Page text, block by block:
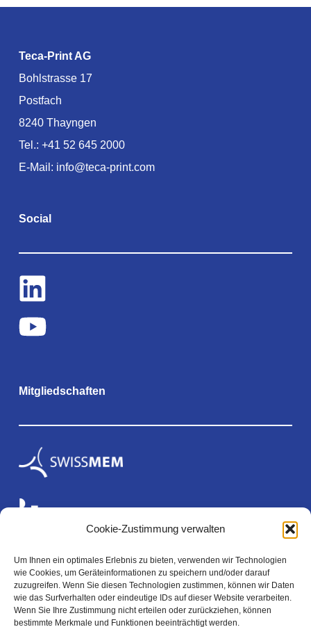
Cookie-Zustimmung verwalten
Um Ihnen ein optimales Erlebnis zu bieten, verwenden wir Technologien
wie Cookies, um Geräteinformationen zu speichern und/oder darauf
zuzugreifen. Wenn Sie diesen Technologien zustimmen, können wir Daten
wie das Surfverhalten oder eindeutige IDs auf dieser Website verarbeiten.
Wenn Sie Ihre Zustimmung nicht erteilen oder zurückziehen, können
bestimmte Merkmale und Funktionen beeinträchtigt werden.
Teca-Print AG
Bohlstrasse 17
Postfach
8240 Thayngen
Tel.: +41 52 645 2000
E-Mail: info@teca-print.com
Social
Mitgliedschaften
Rechtliches